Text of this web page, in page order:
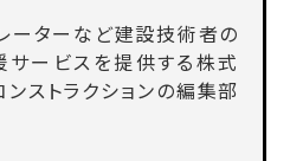
ーターなど建設技術者の
サービスを提供する株式
ストラクションの編集部